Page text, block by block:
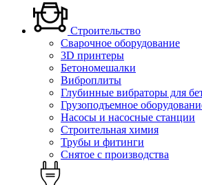
Строительство
Сварочное оборудование
3D принтеры
Бетономешалки
Виброплиты
Глубинные вибраторы для
Грузоподъемное
Насосы и насосные станции
Строительная химия
Трубы и фитинги
Снятое с производства